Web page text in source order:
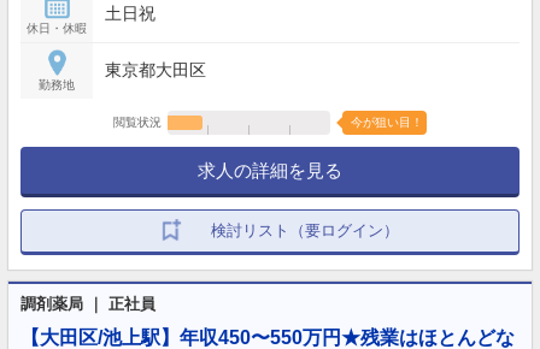
休日・休暇
土日祝
勤務地
東京都大田区
閲覧状況 今が狙い目！
求人の詳細を見る
検討リスト（要ログイン）
調剤薬局 ｜ 正社員
【大田区/池上駅】年収450〜550万円★残業はほとんどな